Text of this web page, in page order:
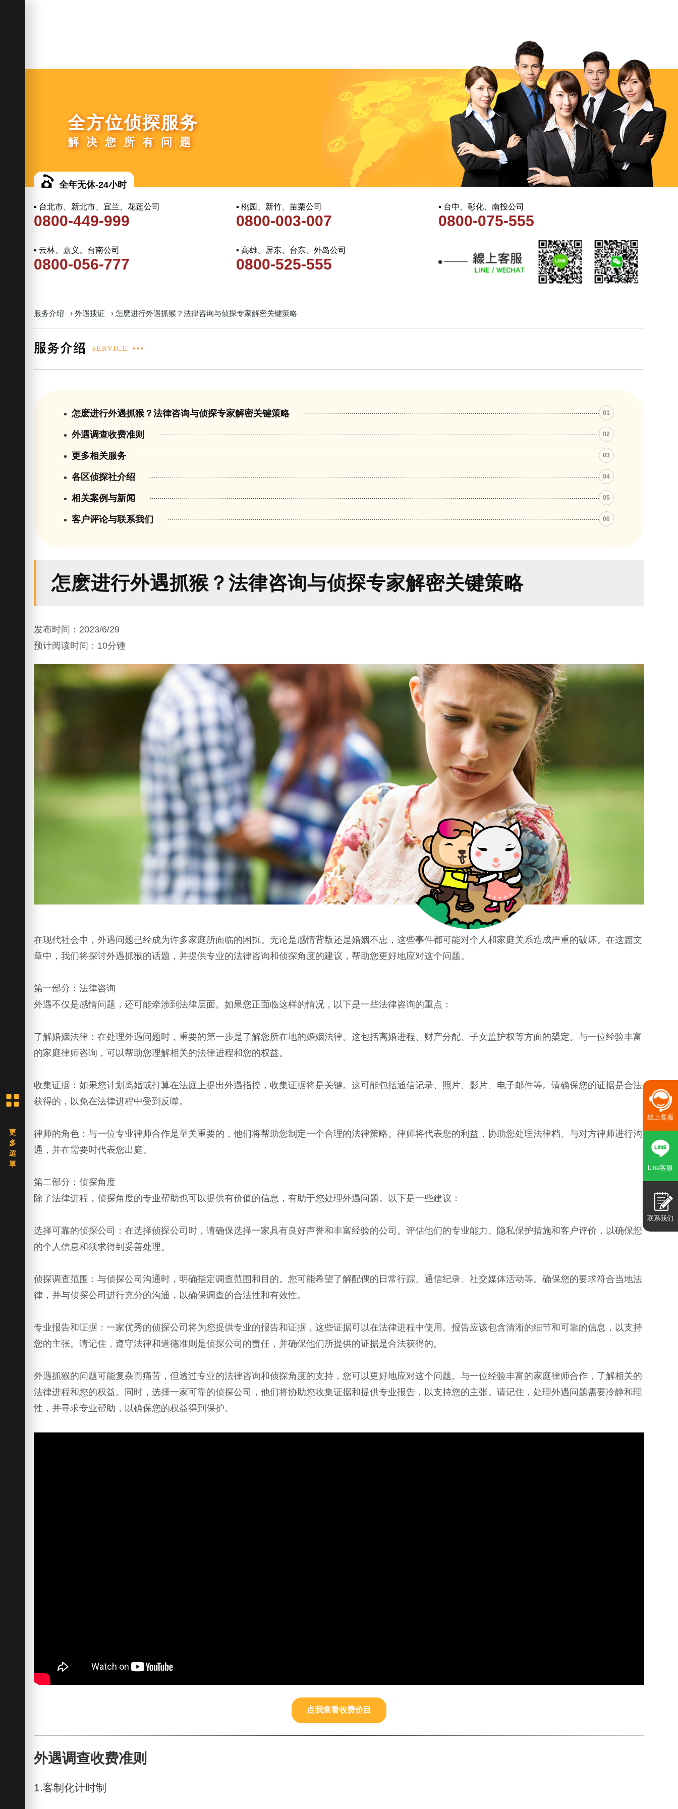
全方位侦探服务
解决您所有问题
全年无休-24小时
▪ 台北市、新北市、宜兰、花莲公司
0800-449-999
▪ 桃园、新竹、苗栗公司
0800-003-007
▪ 台中、彰化、南投公司
0800-075-555
▪ 云林、嘉义、台南公司
0800-056-777
▪ 高雄、屏东、台东、外岛公司
0800-525-555
服务介绍 › 外遇搜证 › 怎麽进行外遇抓猴？法律咨询与侦探专家解密关键策略
怎麽进行外遇抓猴？法律咨询与侦探专家解密关键策略 01
外遇调查收费准则 02
更多相关服务 03
各区侦探社介绍 04
相关案例与新闻 05
客户评论与联系我们 06
怎麽进行外遇抓猴？法律咨询与侦探专家解密关键策略
发布时间：2023/6/29
预计阅读时间：10分锺
在现代社会中，外遇问题已经成为许多家庭所面临的困扰。无论是感情背叛还是婚姻不忠，这些事件都可能对个人和家庭关系造成严重的破坏。在这篇文
章中，我们将探讨外遇抓猴的话题，并提供专业的法律咨询和侦探角度的建议，帮助您更好地应对这个问题。
第一部分：法律咨询
外遇不仅是感情问题，还可能牵涉到法律层面。如果您正面临这样的情况，以下是一些法律咨询的重点：
了解婚姻法律：在处理外遇问题时，重要的第一步是了解您所在地的婚姻法律。这包括离婚进程、财产分配、子女监护权等方面的槼定。与一位经验丰富
的家庭律师咨询，可以帮助您理解相关的法律进程和您的权益。
收集证据：如果您计划离婚或打算在法庭上提出外遇指控，收集证据将是关键。这可能包括通信记录、照片、影片、电子邮件等。请确保您的证据是合法
获得的，以免在法律进程中受到反噬。
律师的角色：与一位专业律师合作是至关重要的，他们将帮助您制定一个合理的法律策略。律师将代表您的利益，协助您处理法律档、与对方律师进行沟
通，并在需要时代表您出庭。
第二部分：侦探角度
除了法律进程，侦探角度的专业帮助也可以提供有价值的信息，有助于您处理外遇问题。以下是一些建议：
选择可靠的侦探公司：在选择侦探公司时，请确保选择一家具有良好声誉和丰富经验的公司。评估他们的专业能力、隐私保护措施和客户评价，以确保您
的个人信息和须求得到妥善处理。
侦探调查范围：与侦探公司沟通时，明确指定调查范围和目的。您可能希望了解配偶的日常行踪、通信纪录、社交媒体活动等。确保您的要求符合当地法
律，并与侦探公司进行充分的沟通，以确保调查的合法性和有效性。
专业报告和证据：一家优秀的侦探公司将为您提供专业的报告和证据，这些证据可以在法律进程中使用。报告应该包含清淅的细节和可靠的信息，以支持
您的主张。请记住，遵守法律和道德准则是侦探公司的责任，并确保他们所提供的证据是合法获得的。
外遇抓猴的问题可能复杂而痛苦，但透过专业的法律咨询和侦探角度的支持，您可以更好地应对这个问题。与一位经验丰富的家庭律师合作，了解相关的
法律进程和您的权益。同时，选择一家可靠的侦探公司，他们将协助您收集证据和提供专业报告，以支持您的主张。请记住，处理外遇问题需要冷静和理
性，并寻求专业帮助，以确保您的权益得到保护。
点我查看收费价目
外遇调查收费准则
1.客制化计时制
线上客服
Line客服
联系我们